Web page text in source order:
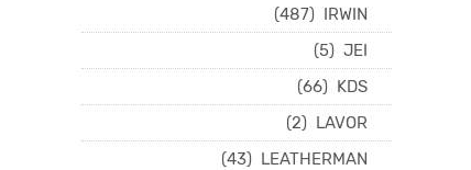
IRWIN
(487)
JEI
(5)
KDS
(66)
LAVOR
(2)
LEATHERMAN
(43)